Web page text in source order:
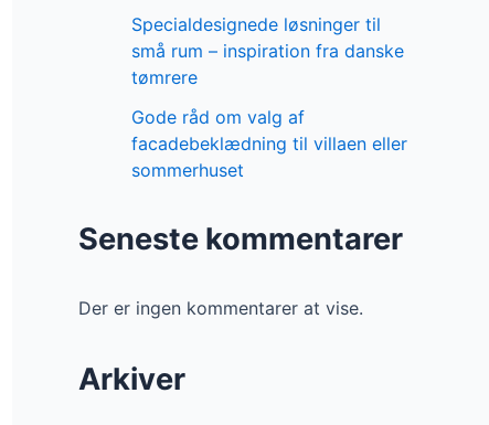
Specialdesignede løsninger til
små rum – inspiration fra danske
tømrere
Gode råd om valg af
facadebeklædning til villaen eller
sommerhuset
Seneste kommentarer
Der er ingen kommentarer at vise.
Arkiver